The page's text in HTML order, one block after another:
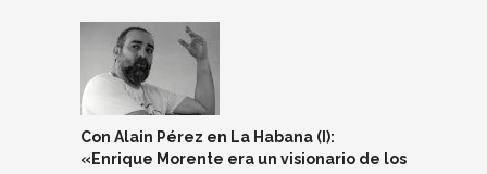
Con Alain Pérez en La Habana (I):
«Enrique Morente era un visionario de los